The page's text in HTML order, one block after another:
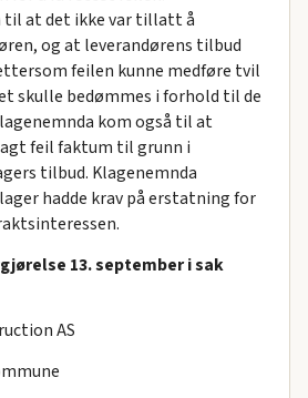
til at det ikke var tillatt å
og at leverandørens tilbud
feilen kunne medføre tvil
skulle bedømmes i forhold til de
kom også til at
feil faktum til grunn i
tilbud. Klagenemnda
hadde krav på erstatning for
13. september i sak
AS